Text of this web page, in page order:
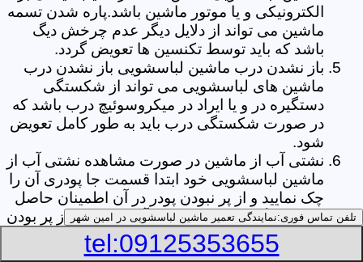
الکترونیکی و یا موتور ماشین باشد.پاره شدن تسمه
ماشین می تواند از دلایل دیگر عدم چرخش دیگ
باشد که باید توسط تکنسین ها تعویض گردد.
باز نشدن درب ماشین لباسشویی باز نشدن درب
ماشین های لباسشویی می تواند از شکستگی
دستگیره در و یا ایراد در میکروسوئیچ درب باشد که
در صورت شکستگی درب باید به طور کامل تعویض
شود.
نشتی آب از ماشین در صورت مشاهده نشتی آب از
ماشین لباسشویی خود ابتدا قسمت جا پودری آن را
چک نمایید و از پر نبودن پودر در آن اطمینان حاصل
کنید.زیرا گاهی اوقات نشتی آب می تواند از پر بودن
بیش از حد جا پودری از پودر باشد.از دیگر علل ها
می توان به پارگی لاستیک دور درب ماشین شلنگ
تلفن تماس فوری:نمایندگی تعمیر ماشین لباسشویی در امین شهر
tel:09125353655